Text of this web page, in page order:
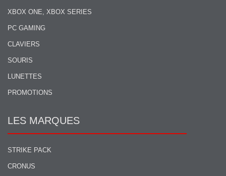
XBOX ONE, XBOX SERIES
PC GAMING
CLAVIERS
SOURIS
LUNETTES
PROMOTIONS
LES MARQUES
STRIKE PACK
CRONUS